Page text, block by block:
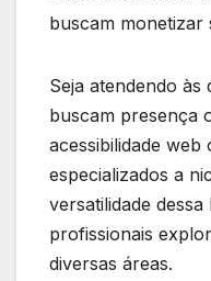
buscam monetizar
Seja atendendo às
buscam presença
acessibilidade
especializados a
versatilidade
profissionais
diversas áreas.